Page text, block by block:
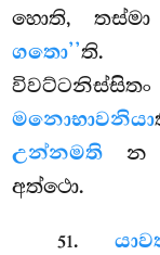
හොති,
ගතො’’ති.
මනොභාවනියා
උන්නමති න
අත්ථො.
51.